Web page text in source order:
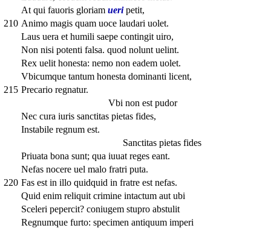
At qui fauoris gloriam ueripetit,
210 Animo magis quam uoce laudari uolet.
Laus uera et humili saepe contingit uiro,
Non nisi potenti falsa. quod nolunt uelint.
Rex uelit honesta: nemo non eadem uolet.
Vbicumque tantum honesta dominanti licent,
215 Precario regnatur.
Vbi non est pudor
Nec cura iuris sanctitas pietas fides,
Instabile regnum est.
Sanctitas pietas fides
Priuata bona sunt; qua iuuat reges eant.
Nefas nocere uel malo fratri puta.
220 Fas est in illo quidquid in fratre est nefas.
Quid enim reliquit crimine intactum aut ubi
Sceleri pepercit? coniugem stupro abstulit
Regnumque furto: specimen antiquum imperi